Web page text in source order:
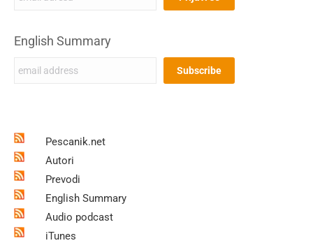
English Summary
Pescanik.net
Autori
Prevodi
English Summary
Audio podcast
iTunes